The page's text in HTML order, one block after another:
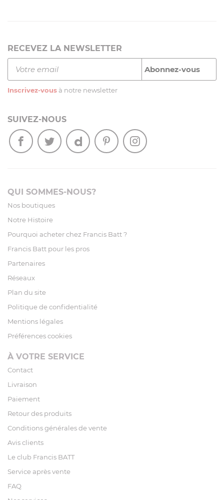
RECEVEZ LA NEWSLETTER
Inscrivez-vous à notre newsletter
SUIVEZ-NOUS
QUI SOMMES-NOUS?
Nos boutiques
Notre Histoire
Pourquoi acheter chez Francis Batt ?
Francis Batt pour les pros
Partenaires
Réseaux
Plan du site
Politique de confidentialité
Mentions légales
Préférences cookies
À VOTRE SERVICE
Contact
Livraison
Paiement
Retour des produits
Conditions générales de vente
Avis clients
Le club Francis BATT
Service après vente
FAQ